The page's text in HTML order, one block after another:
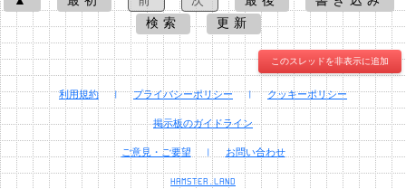
検索
更新
このスレッドを非表示に追加
利用規約 | プライバシーポリシー | クッキーポリシー
掲示板のガイドライン
ご意見・ご要望 | お問い合わせ
HAMSTER.LAND